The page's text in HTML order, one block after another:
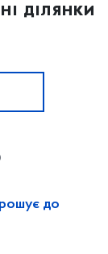
ділянки
до